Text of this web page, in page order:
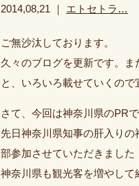
2014,08,21 ｜ エトセトラ…
ご無沙汰しております。
久々のブログを更新です。
と、いろいろ載せていくの
さて、今回は神奈川県のPR
先日神奈川県知事の肝入り
部参加させていただきました
神奈川県も観光客を増やし